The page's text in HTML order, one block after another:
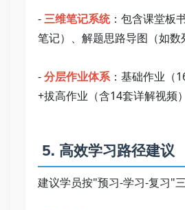
- 三维笔记系统：包含课堂板
- 分层作业体系：基础作业（
+拔高作业（含14套详解视频
5. 高效学习路径建议